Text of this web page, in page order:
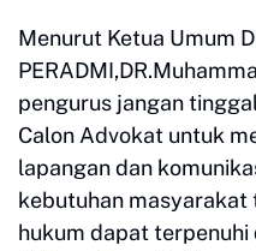
Menurut Ketua Umum
pengurus jangan
Calon Advokat untuk
lapangan dan
kebutuhan
hukum dapat